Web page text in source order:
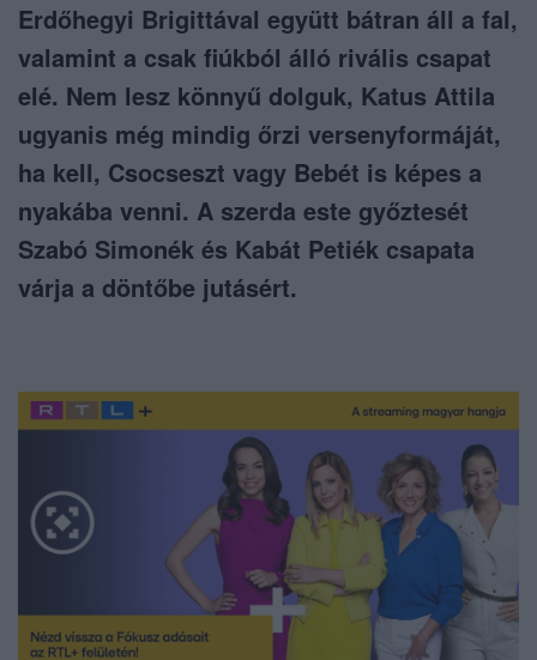
Erdőhegyi Brigittával együtt bátran áll a fal,
valamint a csak fiúkból álló rivális csapat
elé. Nem lesz könnyű dolguk, Katus Attila
ugyanis még mindig őrzi versenyformáját,
ha kell, Csocseszt vagy Bebét is képes a
nyakába venni. A szerda este győztesét
Szabó Simonék és Kabát Petiék csapata
várja a döntőbe jutásért.